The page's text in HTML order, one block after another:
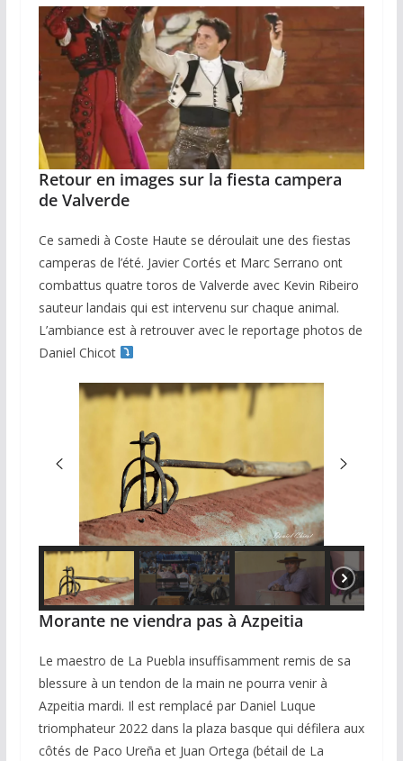
Retour en images sur la fiesta campera
de Valverde
Ce samedi à Coste Haute se déroulait une des fiestas
camperas de l’été. Javier Cortés et Marc Serrano ont
combattus quatre toros de Valverde avec Kevin Ribeiro
sauteur landais qui est intervenu sur chaque animal.
L’ambiance est à retrouver avec le reportage photos de
Daniel Chicot
Morante ne viendra pas à Azpeitia
Le maestro de La Puebla insuffisamment remis de sa
blessure à un tendon de la main ne pourra venir à
Azpeitia mardi. Il est remplacé par Daniel Luque
triomphateur 2022 dans la plaza basque qui défilera aux
côtés de Paco Ureña et Juan Ortega (bétail de La